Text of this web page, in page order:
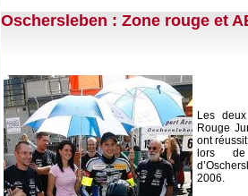
Oschersleben : Zone rouge et
Les
Rouge
ont
lors de
2006.